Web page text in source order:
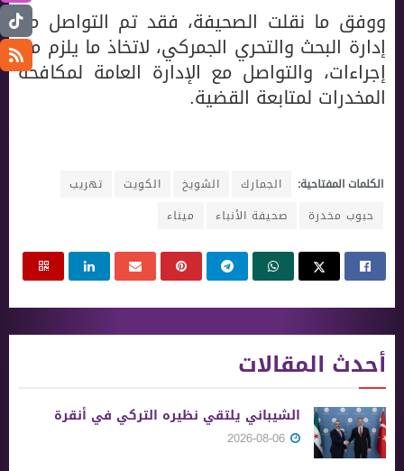
ووفق ما نقلت الصحيفة، فقد تم التواصل مع
إدارة البحث والتحري الجمركي، لاتخاذ ما يلزم من
إجراءات، والتواصل مع الإدارة العامة لمكافحة
المخدرات لمتابعة القضية.
الكلمات المفتاحية: الجمارك الشويخ الكويت
تهريب
حبوب مخدرة
صحيفة الأنباء ميناء
أحدث المقالات
الشيباني يلتقي نظيره التركي في أنقرة